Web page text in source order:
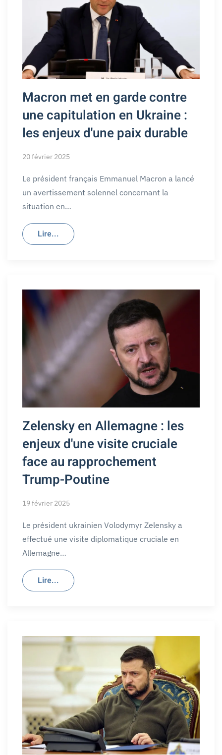
Macron met en garde contre
une capitulation en Ukraine :
les enjeux d'une paix durable
20 février 2025
Le président français Emmanuel Macron a lancé
un avertissement solennel concernant la
situation en…
Lire...
Zelensky en Allemagne : les
enjeux d'une visite cruciale
face au rapprochement
Trump-Poutine
19 février 2025
Le président ukrainien Volodymyr Zelensky a
effectué une visite diplomatique cruciale en
Allemagne…
Lire...